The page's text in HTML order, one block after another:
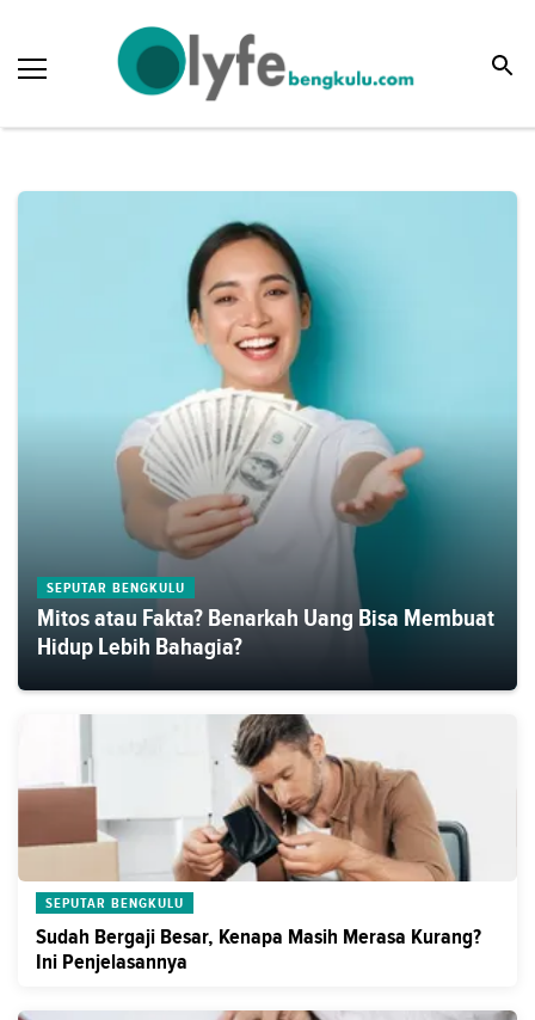
SEPUTAR BENGKULU
Mitos atau Fakta? Benarkah Uang Bisa Membuat
Hidup Lebih Bahagia?
SEPUTAR BENGKULU
Sudah Bergaji Besar, Kenapa Masih Merasa Kurang?
Ini Penjelasannya